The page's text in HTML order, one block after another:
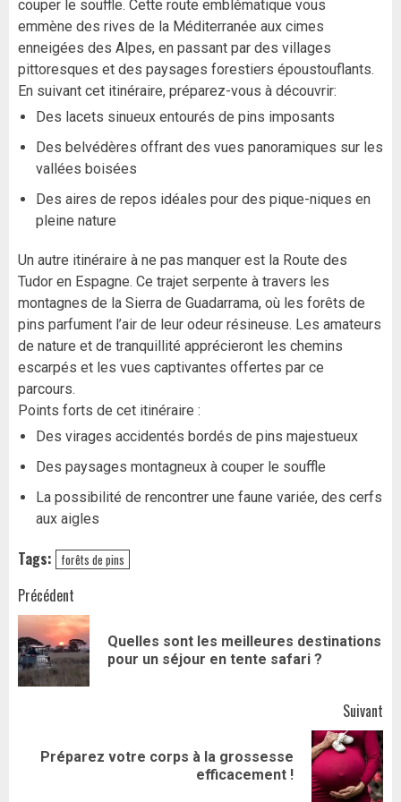
couper le souffle. Cette route emblématique vous
emmène des rives de la Méditerranée aux cimes
enneigées des Alpes, en passant par des villages
pittoresques et des paysages forestiers époustouflants.
En suivant cet itinéraire, préparez-vous à découvrir:
Des lacets sinueux entourés de pins imposants
Des belvédères offrant des vues panoramiques sur les
vallées boisées
Des aires de repos idéales pour des pique-niques en
pleine nature
Un autre itinéraire à ne pas manquer est la Route des
Tudor en Espagne. Ce trajet serpente à travers les
montagnes de la Sierra de Guadarrama, où les forêts de
pins parfument l’air de leur odeur résineuse. Les amateurs
de nature et de tranquillité apprécieront les chemins
escarpés et les vues captivantes offertes par ce
parcours.
Points forts de cet itinéraire :
Des virages accidentés bordés de pins majestueux
Des paysages montagneux à couper le souffle
La possibilité de rencontrer une faune variée, des cerfs
aux aigles
Tags: forêts de pins
Navigation
d’article
Précédent
Quelles sont les meilleures destinations
pour un séjour en tente safari ?
Suivant
Article
Préparez votre corps à la grossesse
efficacement !